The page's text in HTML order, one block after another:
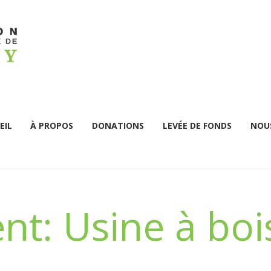
À PROPOS DONATIONS LEVÉE DE FONDS
Usine à